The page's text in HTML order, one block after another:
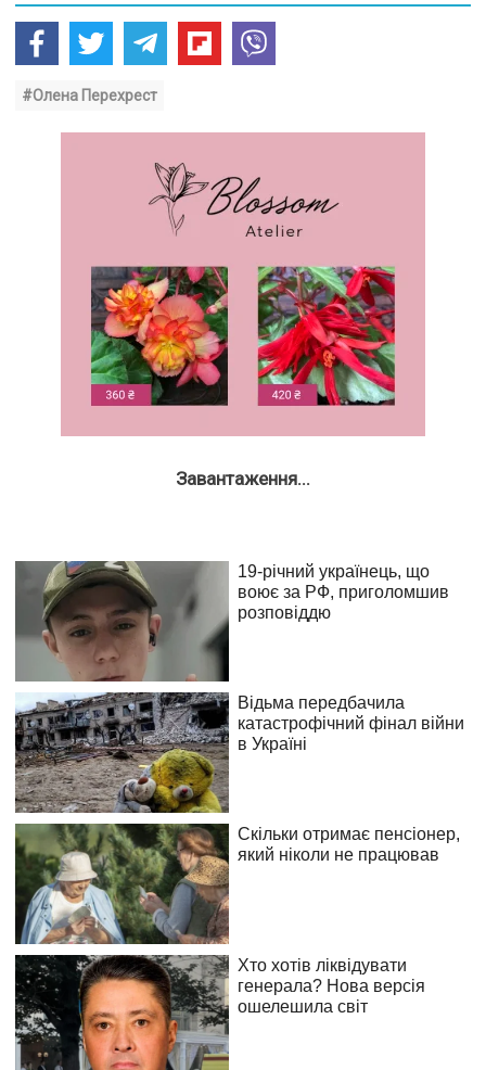
#Олена Перехрест
Завантаження...